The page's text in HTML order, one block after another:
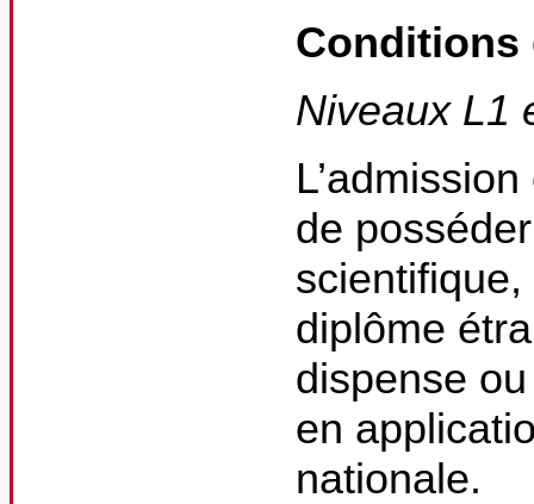
Conditions
Niveaux L1
de
diplôme
dispense
en
nationale.